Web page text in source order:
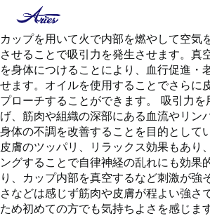
{ "@context": "https://schema.org",
"name": "カッピング（吸い玉）",
カップを用いて火で内部を燃やして空気
させることで吸引力を発生させます。真
を身体につけることにより、血行促進・
せます。オイルを使用することでさらに
プローチすることができます。 吸引力
げ、筋肉や組織の深部にある血流やリン
身体の不調を改善することを目的として
皮膚のツッパリ、リラックス効果もあり
ングすることで自律神経の乱れにも効果
り、カップ内部を真空するなど刺激が強
さなどは感じず筋肉や皮膚が程よい強さ
ため初めての方でも気持ちよさを感じま